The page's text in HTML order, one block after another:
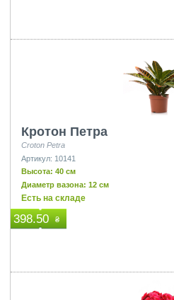
Кротон Петра
Croton Petra
Артикул: 10141
Высота: 40 см
Диаметр вазона: 12 см
Есть на складе
398.50 ₴